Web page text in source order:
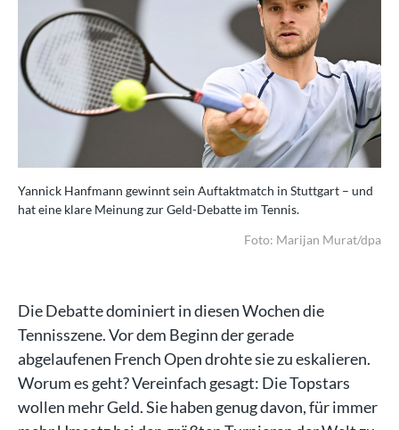
Yannick Hanfmann gewinnt sein Auftaktmatch in Stuttgart – und
hat eine klare Meinung zur Geld-Debatte im Tennis.
Foto: Marijan Murat/dpa
Die Debatte dominiert in diesen Wochen die
Tennisszene. Vor dem Beginn der gerade
abgelaufenen French Open drohte sie zu eskalieren.
Worum es geht? Vereinfach gesagt: Die Topstars
wollen mehr Geld. Sie haben genug davon, für immer